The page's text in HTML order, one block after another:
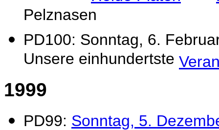
Pelznasen
PD100: Sonntag, 6.
Unsere einhundertste
1999
PD99: Sonntag, 5.